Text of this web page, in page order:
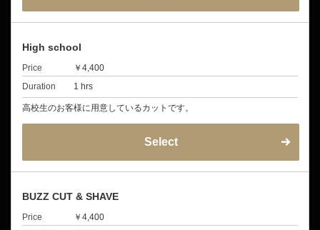
High school
Price
￥4,400
Duration
1 hrs
高校生のお客様に用意しているカットです。
Select
BUZZ CUT & SHAVE
Price
￥4,400